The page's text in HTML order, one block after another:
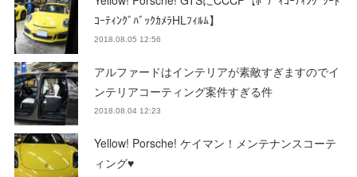
ｺｰﾃｨﾝｸﾞﾊﾞｯｸｶﾒﾗHLﾌｨﾙﾑ】
2018.08.05 12:56
アルファードはインテリアが素敵すぎますのでイ
ンテリアコーティング案件すぎる件
2018.08.04 12:23
Yellow! Porsche! ケイマン！メンテナンスコーテ
ィング♥